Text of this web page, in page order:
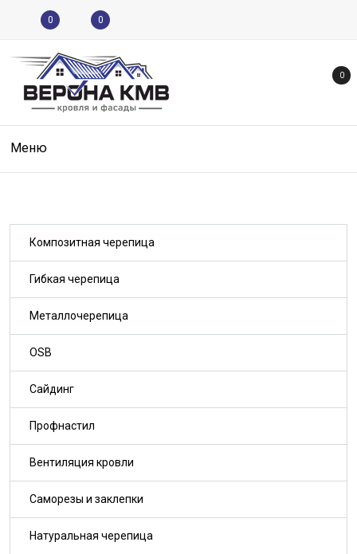
0 0
0
Меню
Композитная черепица
Гибкая черепица
Металлочерепица
OSB
Сайдинг
Профнастил
Вентиляция кровли
Саморезы и заклепки
Натуральная черепица